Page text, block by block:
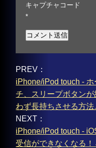
キャプチャコード
*
PREV：
iPhone/iPod touch -
チ、スリープボタン
わず長持ちさせる方法
NEXT：
iPhone/iPod touch -
受信ができなくなる